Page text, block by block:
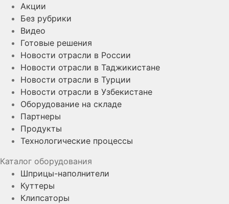
Акции
Без рубрики
Видео
Готовые решения
Новости отрасли в России
Новости отрасли в Таджикистане
Новости отрасли в Турции
Новости отрасли в Узбекистане
Оборудование на складе
Партнеры
Продукты
Технологические процессы
Каталог оборудования
Шприцы-наполнители
Куттеры
Клипсаторы